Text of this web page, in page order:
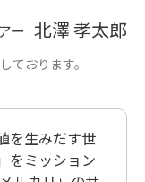
ー 北澤 孝太郎
ております。
を生みだす世
をミッション